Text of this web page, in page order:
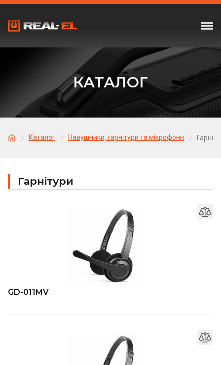
КАТАЛОГ
Каталог Навушники, гарнітури та мікрофони
Гарнітури
GD-011MV